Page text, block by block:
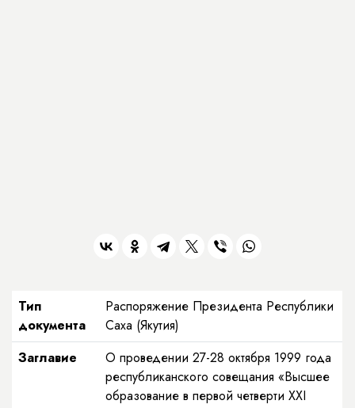
Тип
документа
Распоряжение Президента Республики
Саха (Якутия)
Заглавие
О проведении 27-28 октября 1999 года
республиканского совещания «Высшее
образование в первой четверти XXI